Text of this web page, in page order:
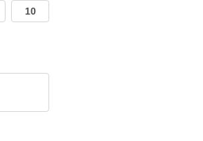
10